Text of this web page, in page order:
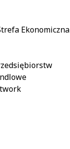
Ekonomiczna